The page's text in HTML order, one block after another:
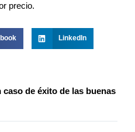
precio.
LinkedIn
de éxito de las buenas